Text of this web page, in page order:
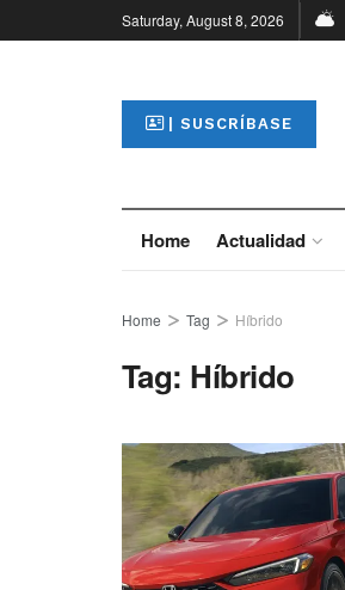
Saturday, August 8, 2026
| SUSCRÍBASE
Home Actualidad
Home Tag Híbrido
Tag: Híbrido